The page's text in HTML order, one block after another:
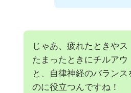
じゃあ、疲れたときやス
たまったときにチルアウ
と、自律神経のバランス
のに役立つんですね！